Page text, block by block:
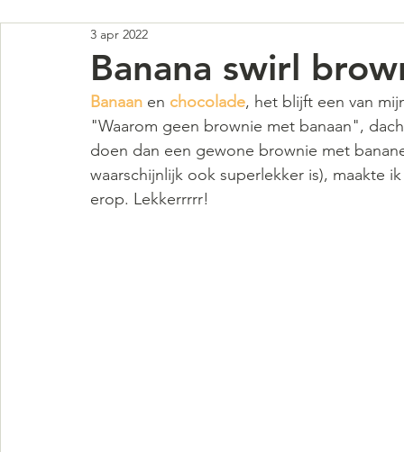
Banana swirl
3 apr 2022
Banaan en chocolade, het blijft een van
"Waarom geen brownie met banaan",
doen dan een gewone brownie met
waarschijnlijk ook superlekker is), maakte
erop. Lekkerrrrr!